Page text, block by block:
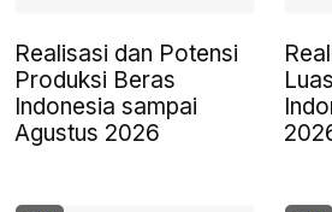
Realisasi dan Potensi
Produksi Beras
Indonesia sampai
Agustus 2026